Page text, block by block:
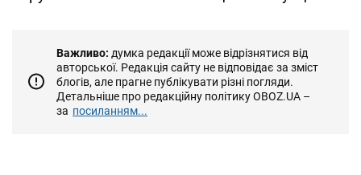
Важливо: думка редакції може відрізнятися від
авторської. Редакція сайту не відповідає за зміст
блогів, але прагне публікувати різні погляди.
Детальніше про редакційну політику OBOZ.UA –
за посиланням...